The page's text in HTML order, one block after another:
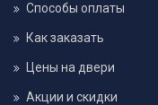
Способы оплаты
Как заказать
Цены на двери
Акции и скидки